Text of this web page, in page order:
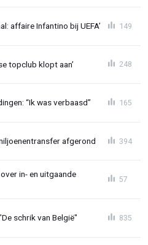
affaire Infantino bij UEFA’ 149
topclub klopt aan’ 248
“Ik was verbaasd” 165
afgerond 394
in- en uitgaande
57
schrik van België" 835